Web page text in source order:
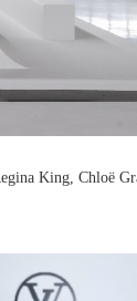
King, Chloë